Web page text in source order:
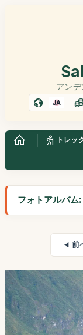
アンデ
JA
トレッ
フォトアルバム
◄ 前